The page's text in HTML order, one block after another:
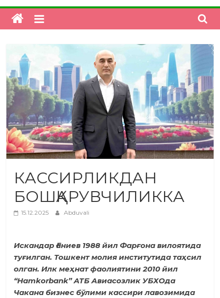
КАССИРЛИКДАН
БОШҚАРУВЧИЛИККА
15.12.2025 Abduvali
Искандар Ғаниев 1988 йил Фарғона вилоятида
туғилган. Тошкент молия институтида таҳсил
олган. Илк меҳнат фаолиятини 2010 йил
“Hamkorbank” АТБ Авиасозлик УБХОда
Чакана бизнес бўлими кассири лавозимида